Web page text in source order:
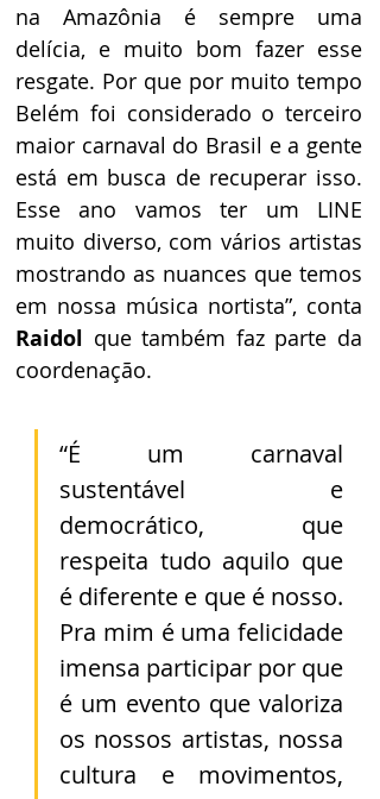
na Amazônia é sempre uma
delícia, e muito bom fazer esse
resgate. Por que por muito tempo
Belém foi considerado o terceiro
maior carnaval do Brasil e a gente
está em busca de recuperar isso.
Esse ano vamos ter um LINE
muito diverso, com vários artistas
mostrando as nuances que temos
Raidol que também faz parte da
coordenação.
“É um carnaval
sustentável e
democrático, que
respeita tudo aquilo que
é diferente e que é nosso.
Pra mim é uma felicidade
imensa participar por que
é um evento que valoriza
os nossos artistas, nossa
cultura e movimentos,